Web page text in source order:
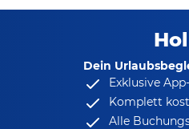
Dein
Exklusive
Komplett
Alle